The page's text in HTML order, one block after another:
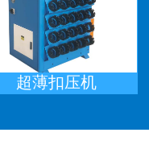
超薄扣压机